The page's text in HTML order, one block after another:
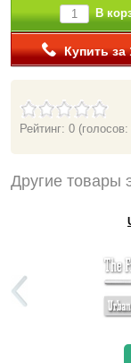
В
Купить за
Рейтинг: 0 (голосов:
Другие товары